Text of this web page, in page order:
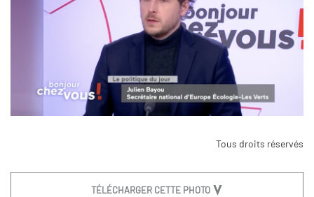
Tous droits réservés
TÉLÉCHARGER CETTE PHOTO